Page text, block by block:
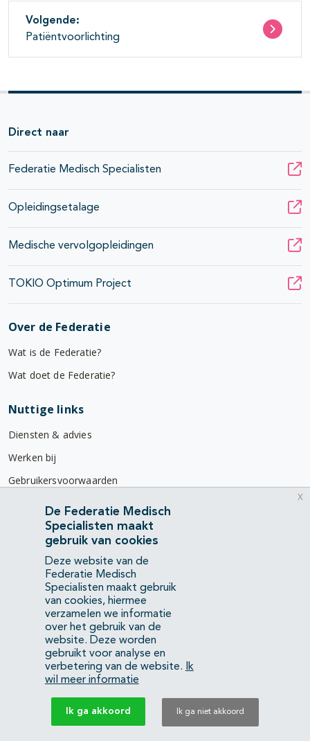
Volgende:
Patiëntvoorlichting
Direct naar
Federatie Medisch Specialisten
Opleidingsetalage
Medische vervolgopleidingen
TOKIO Optimum Project
Over de Federatie
Wat is de Federatie?
Wat doet de Federatie?
Nuttige links
Diensten & advies
Werken bij
Gebruikersvoorwaarden
Privacyverklaring
Contact
Mercatorlaan 1200
3528 BL Utrecht
(088) 505 34 34
info@richtlijnendatabase.nl
YouTubeLinkedIn
KvK Federatie Medisch Specialisten:40483480
Privacyverklaring
De Federatie Medisch
Specialisten maakt
gebruik van cookies
Deze website van de
Federatie Medisch
Specialisten maakt gebruik
van cookies, hiermee
verzamelen we informatie
over het gebruik van de
website. Deze worden
gebruikt voor analyse en
verbetering van de website.
Ik
wil meer informatie
Ik ga akkoord Ik ga niet akkoord
x